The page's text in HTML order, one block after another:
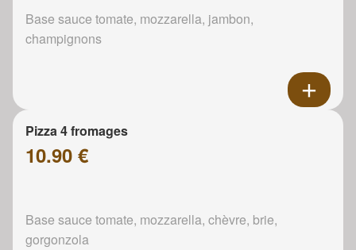
Base sauce tomate, mozzarella, jambon,
champignons
Pizza 4 fromages
10.90 €
Base sauce tomate, mozzarella, chèvre, brie,
gorgonzola